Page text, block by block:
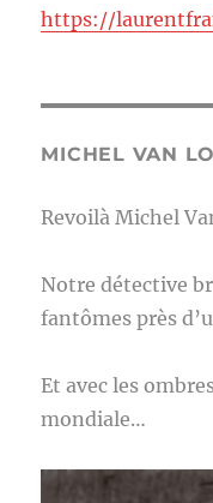
https://
MICHEL VAN
Revoilà Michel
Notre détective
fantômes près
Et avec les
mondiale…